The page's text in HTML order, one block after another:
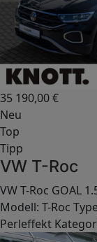
35 190,00€
Neu
Top
Tipp
VW T-Roc
VW T-Roc GOAL
Modell: T-Roc
Perleffekt